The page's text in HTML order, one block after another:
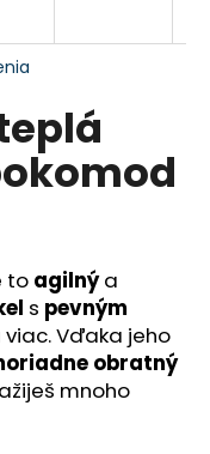
to agilnýa
s pevným
Vďaka jeho
obratný
mnoho
O